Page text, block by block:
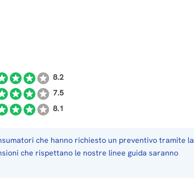
8.2
7.5
8.1
che hanno richiesto un preventivo tramite la
che rispettano le nostre linee guida saranno